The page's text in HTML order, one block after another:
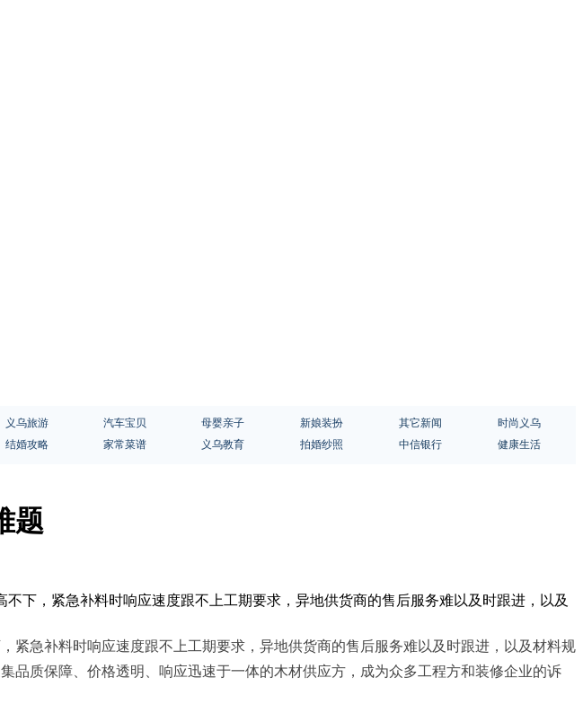
义乌旅游 汽车宝贝 母婴亲子 新娘装扮 其它新闻
时尚义乌
结婚攻略 家常菜谱 义乌教育 拍婚纱照 中信银行 健康生活
题
下，紧急补料时响应速度跟不上工期要求，异地供货商的售后服务难以及时跟进，以及
急补料时响应速度跟不上工期要求，异地供货商的售后服务难以及时跟进，以及材料规
质保障、价格透明、响应迅速于一体的木材供应方，成为众多工程方和装修企业的诉